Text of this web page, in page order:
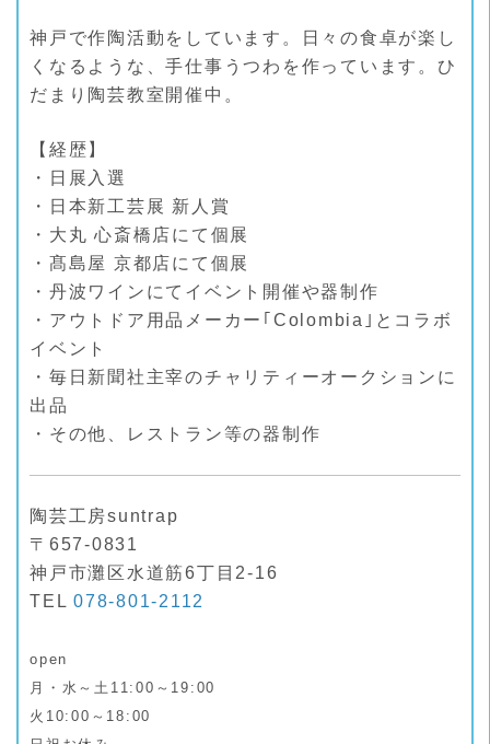
神戸で作陶活動をしています。日々の食卓が楽し
くなるような、手仕事うつわを作っています。ひ
だまり陶芸教室開催中。
【経歴】
・日展入選
・日本新工芸展 新人賞
・大丸 心斎橋店にて個展
・髙島屋 京都店にて個展
・丹波ワインにてイベント開催や器制作
・アウトドア用品メーカー｢Colombia｣とコラボ
イベント
・毎日新聞社主宰のチャリティーオークションに
出品
・その他、レストラン等の器制作
陶芸工房suntrap
〒657-0831
神戸市灘区水道筋6丁目2-16
TEL078-801-2112
open
月・水～土11:00～19:00
火10:00～18:00